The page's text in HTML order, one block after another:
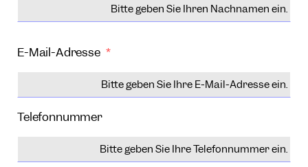
E-Mail-Adresse
Telefonnummer